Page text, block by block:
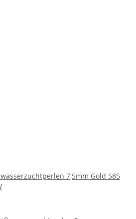
7,5mm Gold 585